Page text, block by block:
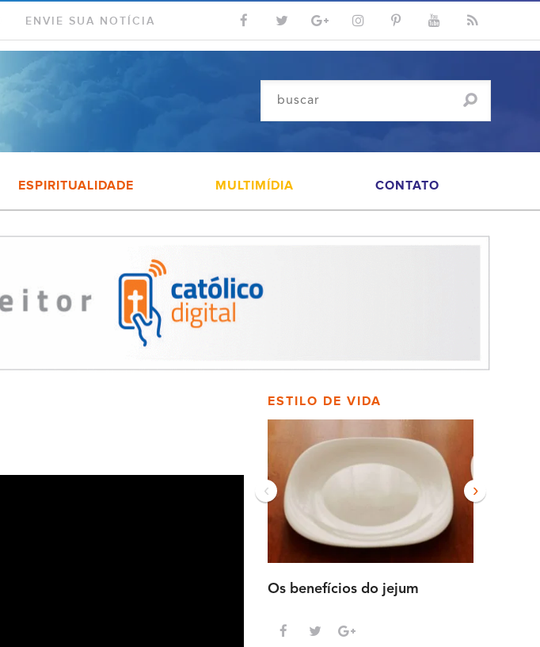
ENVIE SUA NOTÍCIA
ESPIRITUALIDADE MULTIMÍDIA CONTATO
ESTILO DE VIDA
Os benefícios do jejum
‹ ›